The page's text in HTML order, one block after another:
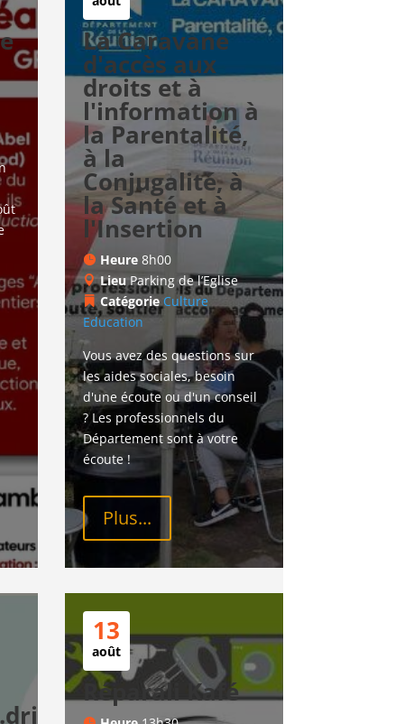
La Caravane
d'accès aux
droits et à
l'information à
la Parentalité,
à la
Conjugalité, à
la Santé et à
l'Insertion
Heure8h00
LieuParking de l’Eglise
CatégorieCulture
Education
Vous avez des questions sur
les aides sociales, besoin
d'une écoute ou d'un conseil
? Les professionnels du
Département sont à votre
écoute !
Plus...
13
août
Réparali Kafé